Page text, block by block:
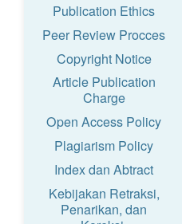
Publication Ethics
Peer Review Procces
Copyright Notice
Article Publication
Charge
Open Access Policy
Plagiarism Policy
Index dan Abtract
Kebijakan Retraksi,
Penarikan, dan